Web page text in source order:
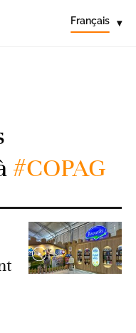
Français ▾
#COPAG